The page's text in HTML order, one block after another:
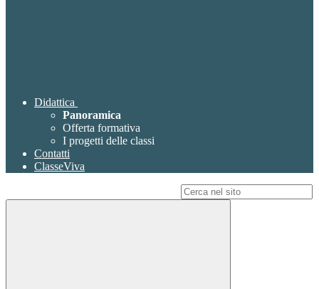
Didattica
Panoramica
Offerta formativa
I progetti delle classi
Contatti
ClasseViva